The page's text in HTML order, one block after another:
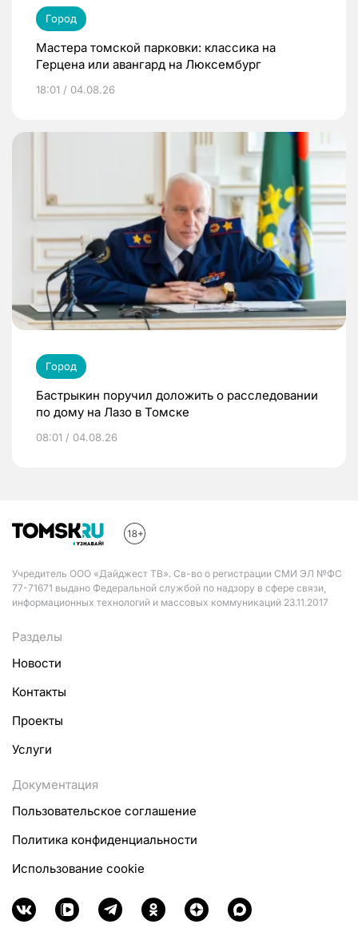
Город
Мастера томской парковки: классика на
Герцена или авангард на Люксембург
18:01 / 04.08.26
Город
Бастрыкин поручил доложить о расследовании
по дому на Лазо в Томске
08:01 / 04.08.26
Учредитель ООО «Дайджест ТВ». Св-во о регистрации СМИ ЭЛ №ФС
77-71671 выдано Федеральной службой по надзору в сфере связи,
информационных технологий и массовых коммуникаций 23.11.2017
Разделы
Новости
Контакты
Проекты
Услуги
Документация
Пользовательское соглашение
Политика конфиденциальности
Использование cookie